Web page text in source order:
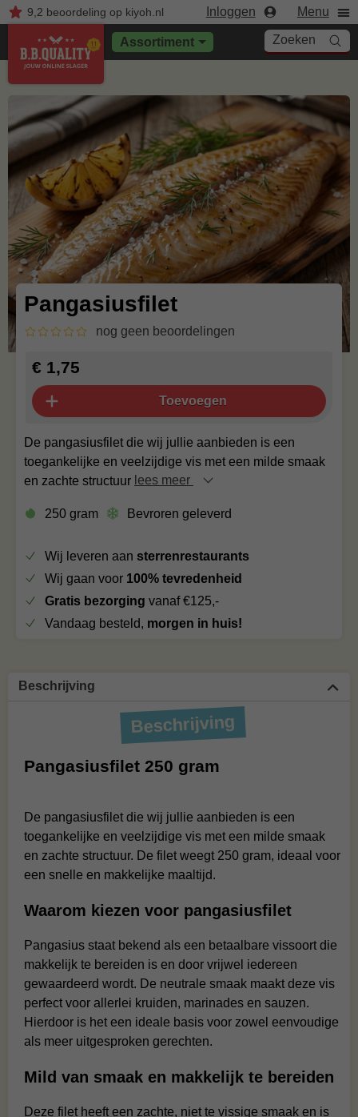
9,2 beoordelingop kiyoh.nl Inloggen Menu
Assortiment Zoeken
Pangasiusfilet
nog geen beoordelingen
De pangasiusfilet die wij jullie aanbieden is een
toegankelijke en veelzijdige vis met een milde smaak
en zachte structuur lees meer
250 gram Bevroren geleverd
€ 1,75
Toevoegen
Wij leveren aan sterrenrestaurants
Wij gaan voor 100% tevredenheid
Gratis bezorging vanaf €125,-
Vandaag besteld, morgen in huis!
Beschrijving
Beschrijving
Pangasiusfilet 250 gram
De pangasiusfilet die wij jullie aanbieden is een
toegankelijke en veelzijdige vis met een milde smaak
en zachte structuur. De filet weegt 250 gram, ideaal voor
een snelle en makkelijke maaltijd.
Waarom kiezen voor pangasiusfilet
Pangasius staat bekend als een betaalbare vissoort die
makkelijk te bereiden is en door vrijwel iedereen
gewaardeerd wordt. De neutrale smaak maakt deze vis
perfect voor allerlei kruiden, marinades en sauzen.
Hierdoor is het een ideale basis voor zowel eenvoudige
als meer uitgesproken gerechten.
Mild van smaak en makkelijk te bereiden
Deze filet heeft een zachte, niet te vissige smaak en is